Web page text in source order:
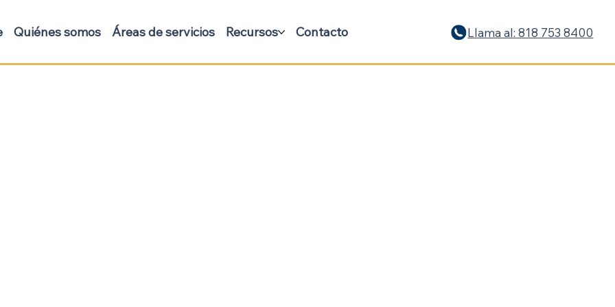
Quiénes somos Áreas de servicios Recursos Contacto Llama al: 818 753 8400